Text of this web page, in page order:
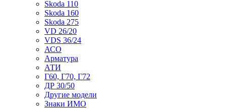
Skoda 110
Skoda 160
Skoda 275
VD 26/20
VDS 36/24
АСО
Арматура
АТИ
Г60, Г70, Г72
ДР 30/50
Другие модели
Знаки ИМО